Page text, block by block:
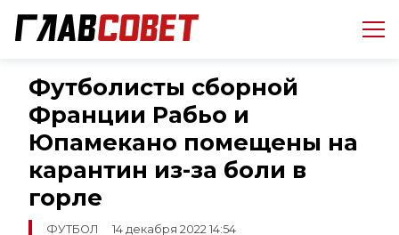
Футболисты сборной
Франции Рабьо и
Юпамекано помещены на
карантин из-за боли в
горле
ФУТБОЛ 14 декабря 2022 14:54